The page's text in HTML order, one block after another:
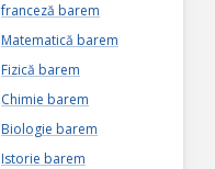
franceză barem
Matematică barem
Fizică barem
Chimie barem
Biologie barem
Istorie barem